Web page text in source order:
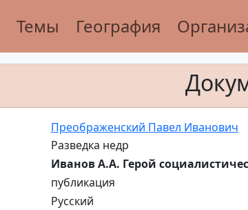
Темы География
Преображенский Павел Иванович
Разведка недр
Иванов А.А. Герой
публикация
Русский